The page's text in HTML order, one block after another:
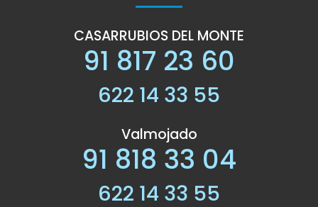
CASARRUBIOS DEL MONTE
91 817 23 60
622 14 33 55
Valmojado
91 818 33 04
622 14 33 55